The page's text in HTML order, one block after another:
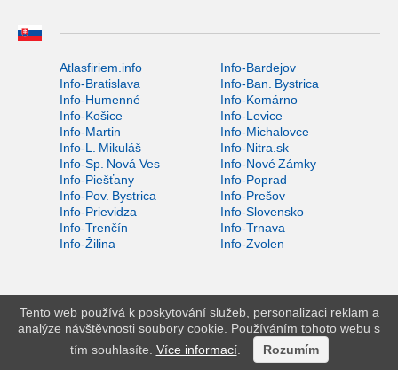
Atlasfiriem.info
Info-Bardejov
Info-Bratislava
Info-Ban. Bystrica
Info-Humenné
Info-Komárno
Info-Košice
Info-Levice
Info-Martin
Info-Michalovce
Info-L. Mikuláš
Info-Nitra.sk
Info-Sp. Nová Ves
Info-Nové Zámky
Info-Piešťany
Info-Poprad
Info-Pov. Bystrica
Info-Prešov
Info-Prievidza
Info-Slovensko
Info-Trenčín
Info-Trnava
Info-Žilina
Info-Zvolen
Tento web používá k poskytování služeb, personalizaci reklam a
analýze návštěvnosti soubory cookie. Používáním tohoto webu s
tím souhlasíte. Více informací. Rozumím